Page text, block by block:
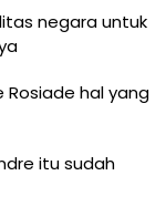
negara untuk
hal yang
itu sudah